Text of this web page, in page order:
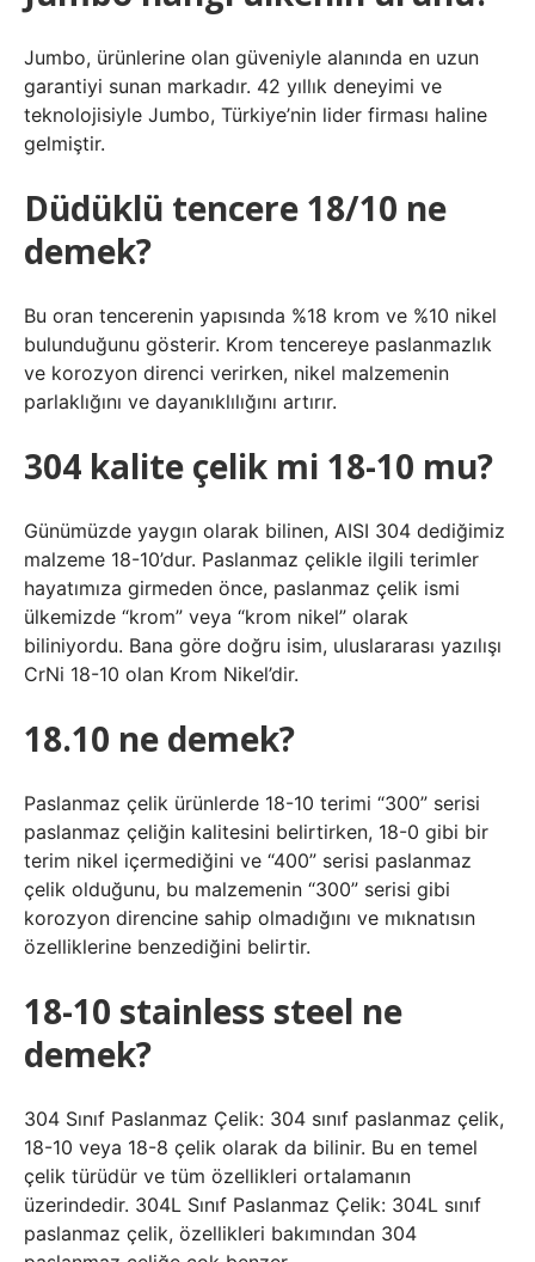
Jumbo, ürünlerine olan güveniyle alanında en uzun
garantiyi sunan markadır. 42 yıllık deneyimi ve
teknolojisiyle Jumbo, Türkiye’nin lider firması haline
gelmiştir.
Düdüklü tencere 18/10 ne
demek?
Bu oran tencerenin yapısında %18 krom ve %10 nikel
bulunduğunu gösterir. Krom tencereye paslanmazlık
ve korozyon direnci verirken, nikel malzemenin
parlaklığını ve dayanıklılığını artırır.
304 kalite çelik mi 18-10 mu?
Günümüzde yaygın olarak bilinen, AISI 304 dediğimiz
malzeme 18-10’dur. Paslanmaz çelikle ilgili terimler
hayatımıza girmeden önce, paslanmaz çelik ismi
ülkemizde “krom” veya “krom nikel” olarak
biliniyordu. Bana göre doğru isim, uluslararası yazılışı
CrNi 18-10 olan Krom Nikel’dir.
18.10 ne demek?
Paslanmaz çelik ürünlerde 18-10 terimi “300” serisi
paslanmaz çeliğin kalitesini belirtirken, 18-0 gibi bir
terim nikel içermediğini ve “400” serisi paslanmaz
çelik olduğunu, bu malzemenin “300” serisi gibi
korozyon direncine sahip olmadığını ve mıknatısın
özelliklerine benzediğini belirtir.
18-10 stainless steel ne
demek?
304 Sınıf Paslanmaz Çelik: 304 sınıf paslanmaz çelik,
18-10 veya 18-8 çelik olarak da bilinir. Bu en temel
çelik türüdür ve tüm özellikleri ortalamanın
üzerindedir. 304L Sınıf Paslanmaz Çelik: 304L sınıf
paslanmaz çelik, özellikleri bakımından 304